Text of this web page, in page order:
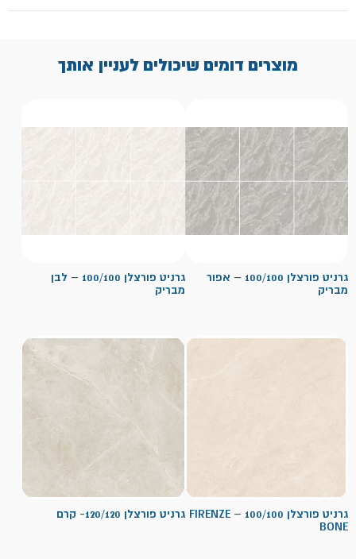
מוצרים דומים שיכולים לעניין אותך
גרניט פורצלן 100/100 – אפור
מבריק
גרניט פורצלן 100/100 – לבן
מבריק
גרניט פורצלן 100/100 – FIRENZE
BONE
גרניט פורצלן 120/120- קרם